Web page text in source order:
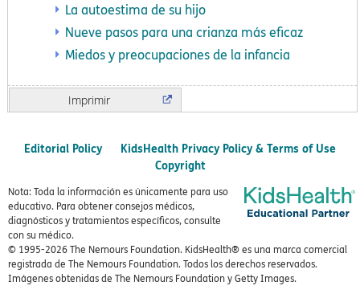
La autoestima de su hijo
Nueve pasos para una crianza más eficaz
Miedos y preocupaciones de la infancia
Imprimir
Editorial Policy
KidsHealth Privacy Policy & Terms of Use
Copyright
Nota: Toda la información es únicamente para uso
educativo. Para obtener consejos médicos,
diagnósticos y tratamientos específicos, consulte
con su médico.
© 1995-2026 The Nemours Foundation. KidsHealth® es una marca comercial
registrada de The Nemours Foundation. Todos los derechos reservados.
Imágenes obtenidas de The Nemours Foundation y Getty Images.